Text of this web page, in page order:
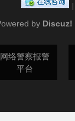
by Discuz!
网络警察报警
平台